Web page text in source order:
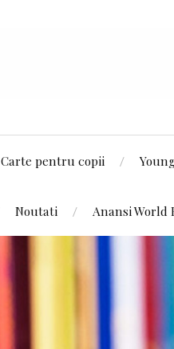
Carte pentru copii
Noutati Anansi World